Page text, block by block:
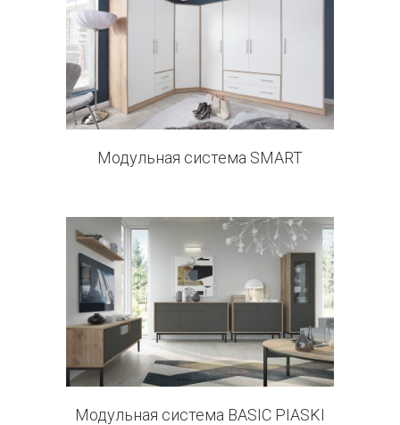
Модульная система SMART
Модульная система BASIC PIASKI